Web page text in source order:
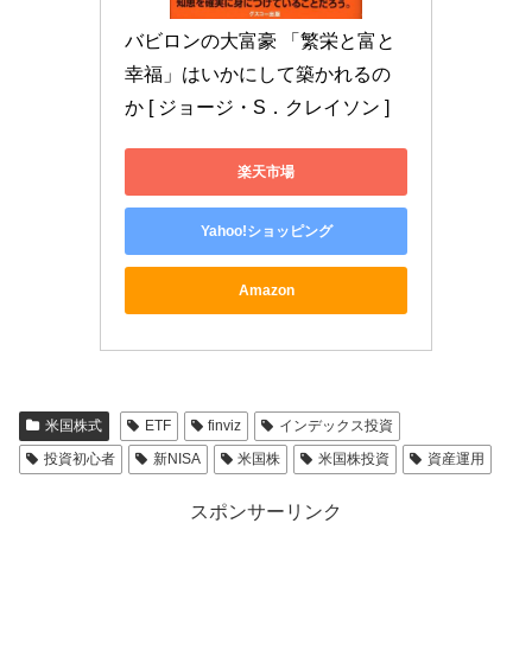
バビロンの大富豪 「繁栄と富と
幸福」はいかにして築かれるの
か [ ジョージ・S．クレイソン ]
楽天市場
Yahoo!ショッピング
Amazon
米国株式 ETF finviz
インデックス投資
投資初心者
新NISA 米国株 米国株投資 資産運用
スポンサーリンク